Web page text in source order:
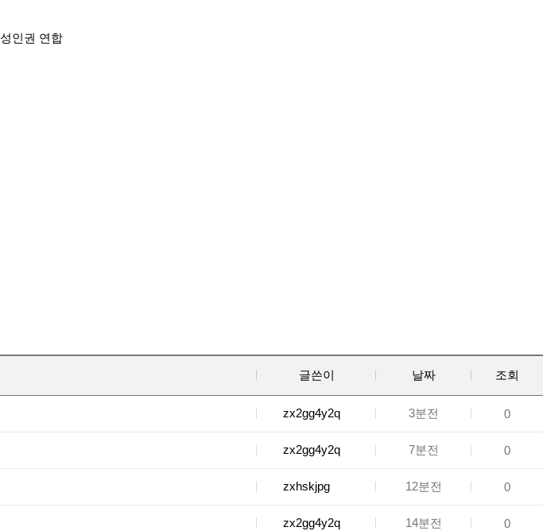
글쓴이 날짜 조회
zx2gg4y2q 3분전 0
zx2gg4y2q 7분전 0
zxhskjpg 12분전 0
zx2gg4y2q 14분전 0